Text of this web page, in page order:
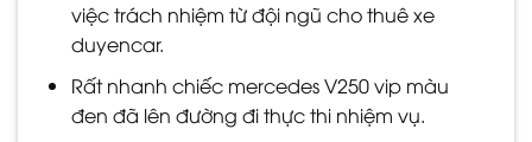
việc trách nhiệm từ đội ngũ cho thuê xe
duyencar.
Rất nhanh chiếc mercedes V250 vip màu
đen đã lên đường đi thực thi nhiệm vụ.